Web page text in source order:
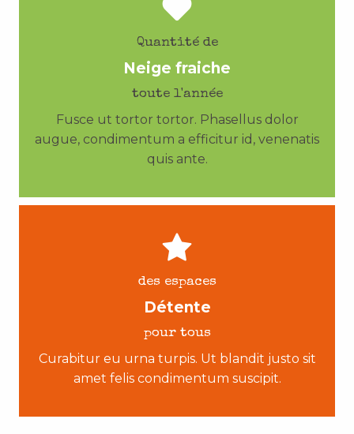
Quantité de
Neige fraiche
toute l'année
Fusce ut tortor tortor. Phasellus dolor
augue, condimentum a efficitur id, venenatis
quis ante.
des espaces
Détente
pour tous
Curabitur eu urna turpis. Ut blandit justo sit
amet felis condimentum suscipit.